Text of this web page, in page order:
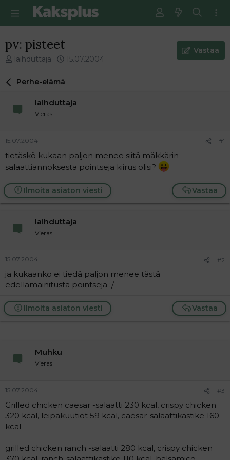
pv: pisteet
V
e
i
t
u
n
l
o
i
t
a
laihduttaja
E
m
m
n
v
e
s
t
15.07.2004
Vastaa
Perhe-elämä
laihduttaja
Vieras
15.07.2004 #1
tietäskö kukaan paljon menee siitä mäkkärin
salaattiannoksesta pointseja kiirus olisi?
Vastaa
Ilmoita asiaton viesti
laihduttaja
Vieras
15.07.2004 #2
ja kukaanko ei tiedä paljon menee tästä
edellämainitusta pointseja :/
Vastaa
Ilmoita asiaton viesti
Muhku
Vieras
15.07.2004 #3
Grilled chicken caesar -salaatti 230 kcal, crispy chicken
320 kcal, leipäkuutiot 59 kcal, caesar-salaattikastike 160
kcal
grilled chicken ranch -salaatti 280 kcal, crispy chicken